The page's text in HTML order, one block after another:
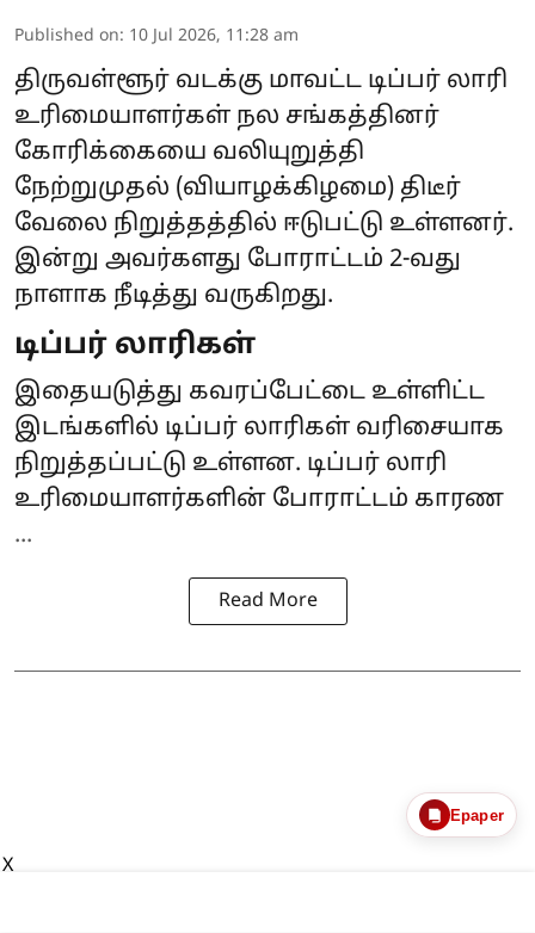
Published on: 10 Jul 2026, 11:28 am
திருவள்ளூர் வடக்கு மாவட்ட டிப்பர் லாரி
உரிமையாளர்கள் நல சங்கத்தினர்
கோரிக்கையை வலியுறுத்தி
நேற்றுமுதல் (வியாழக்கிழமை) திடீர்
வேலை நிறுத்தத்தில் ஈடுபட்டு உள்ளனர்.
இன்று அவர்களது போராட்டம் 2-வது
நாளாக நீடித்து வருகிறது.
டிப்பர் லாரிகள்
இதையடுத்து கவரப்பேட்டை உள்ளிட்ட
இடங்களில் டிப்பர் லாரிகள் வரிசையாக
நிறுத்தப்பட்டு உள்ளன. டிப்பர் லாரி
உரிமையாளர்களின் போராட்டம் காரண
...
Read More
Epaper
X